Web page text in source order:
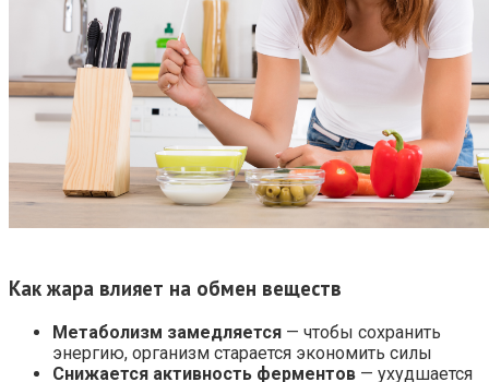
Как жара влияет на обмен веществ
Метаболизм замедляется — чтобы сохранить
энергию, организм старается экономить силы
Снижается активность ферментов — ухудшается